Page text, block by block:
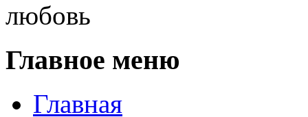
любовь
Главное меню
Главная